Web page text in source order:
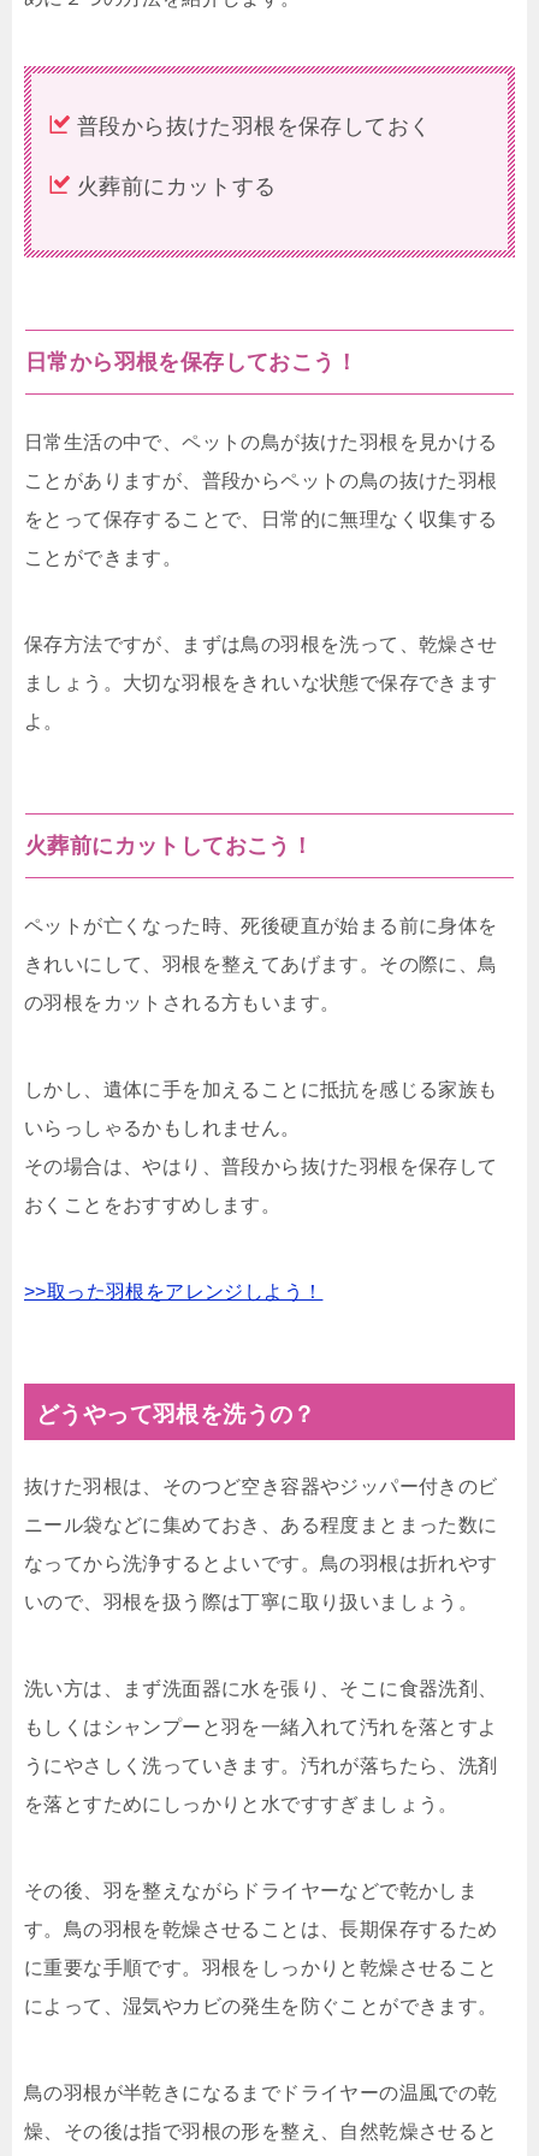
普段から抜けた羽根を保存しておく
火葬前にカットする
日常から羽根を保存しておこう！
日常生活の中で、ペットの鳥が抜けた羽根を見かける
ことがありますが、普段からペットの鳥の抜けた羽根
をとって保存することで、日常的に無理なく収集する
ことができます。
保存方法ですが、まずは鳥の羽根を洗って、乾燥させ
ましょう。大切な羽根をきれいな状態で保存できます
よ。
火葬前にカットしておこう！
ペットが亡くなった時、死後硬直が始まる前に身体を
きれいにして、羽根を整えてあげます。その際に、鳥
の羽根をカットされる方もいます。
しかし、遺体に手を加えることに抵抗を感じる家族も
いらっしゃるかもしれません。
その場合は、やはり、普段から抜けた羽根を保存して
おくことをおすすめします。
>>取った羽根をアレンジしよう！
どうやって羽根を洗うの？
抜けた羽根は、そのつど空き容器やジッパー付きのビ
ニール袋などに集めておき、ある程度まとまった数に
なってから洗浄するとよいです。鳥の羽根は折れやす
いので、羽根を扱う際は丁寧に取り扱いましょう。
洗い方は、まず洗面器に水を張り、そこに食器洗剤、
もしくはシャンプーと羽を一緒入れて汚れを落とすよ
うにやさしく洗っていきます。汚れが落ちたら、洗剤
を落とすためにしっかりと水ですすぎましょう。
その後、羽を整えながらドライヤーなどで乾かしま
す。鳥の羽根を乾燥させることは、長期保存するため
に重要な手順です。羽根をしっかりと乾燥させること
によって、湿気やカビの発生を防ぐことができます。
鳥の羽根が半乾きになるまでドライヤーの温風での乾
燥、その後は指で羽根の形を整え、自然乾燥させると